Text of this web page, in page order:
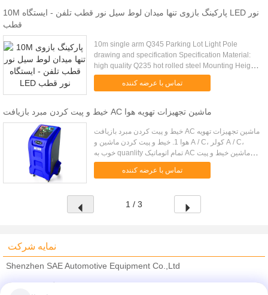
10M پارکینگ بازوی تنها میدان لوط سیل نور قطب تلفن - ایستگاه LED نور
قطب
10m single arm Q345 Parking Lot Light Pole
drawing and specification Specification Material:
high quality Q235 hot rolled steel Mounting Height:
3-12m or according to the requirements of
customers Shape of pole...
تماس با عرضه کننده
خیط و پیت کردن مبرد بازیافت AC ماشین تجهیزات تهویه هوا
خیط و پیت کردن مبرد بازیافت AC ماشین تجهیزات تهویه
هوا 1. خیط و پیت کردن ماشین و A / C، کولر A / C،
خوب به quanlity تمام اتوماتیک AC ماشین خیط و پیت
کردن، آن استفاده می کند R134A مبرد به خیط و پیت
کردن و تمیز ک...
تماس با عرضه کننده
1 / 3
نمایه شرکت
Shenzhen SAE Automotive Equipment Co.,Ltd